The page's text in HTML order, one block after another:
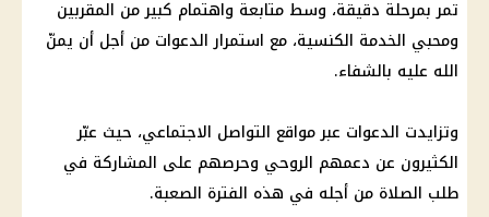
تمر بمرحلة دقيقة، وسط متابعة واهتمام كبير من المقربين
ومحبي الخدمة الكنسية، مع استمرار الدعوات من أجل أن يمنّ
الله عليه بالشفاء.
وتزايدت الدعوات عبر مواقع التواصل الاجتماعي، حيث عبّر
الكثيرون عن دعمهم الروحي وحرصهم على المشاركة في
طلب الصلاة من أجله في هذه الفترة الصعبة.